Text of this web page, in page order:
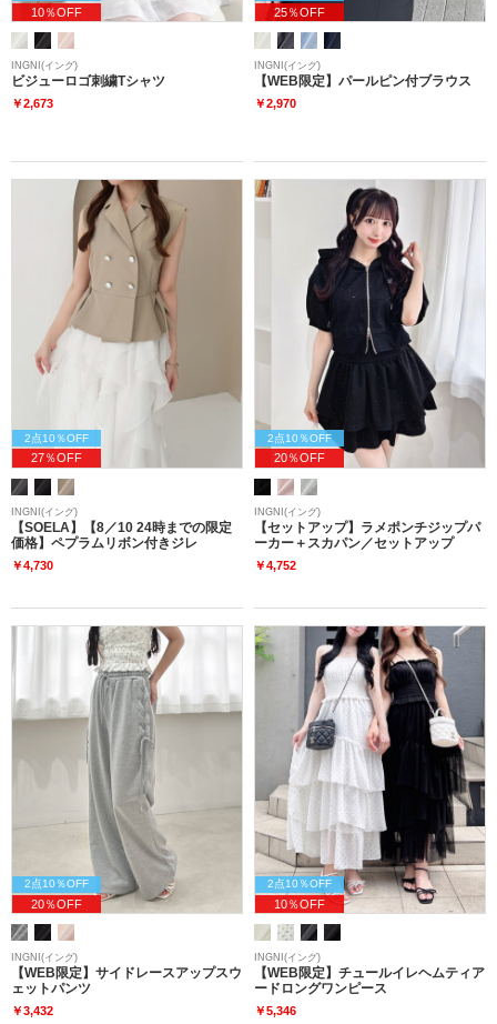
10％OFF
INGNI(イング)
ビジューロゴ刺繍Tシャツ
￥2,673
25％OFF
INGNI(イング)
【WEB限定】パールピン付ブラウス
￥2,970
2点10％OFF
27％OFF
INGNI(イング)
【SOELA】【8／10 24時までの限定
価格】ペプラムリボン付きジレ
￥4,730
2点10％OFF
20％OFF
INGNI(イング)
【セットアップ】ラメポンチジップパ
ーカー＋スカパン／セットアップ
￥4,752
2点10％OFF
20％OFF
INGNI(イング)
【WEB限定】サイドレースアップスウ
ェットパンツ
￥3,432
2点10％OFF
10％OFF
INGNI(イング)
【WEB限定】チュールイレヘムティア
ードロングワンピース
￥5,346